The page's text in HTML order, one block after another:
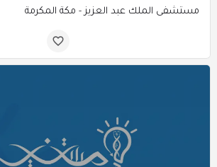
مستشفى الملك عبد العزيز - مكة المكرمة